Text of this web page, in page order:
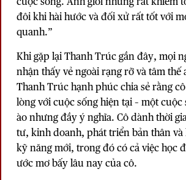
đôi khi hài hước và đối xử rất tốt với
quanh.”
Khi gặp lại Thanh Trúc gần đây, mọi
nhận thấy vẻ ngoài rạng rỡ và tâm thế
Thanh Trúc hạnh phúc chia sẻ rằng
lòng với cuộc sống hiện tại – một
ào nhưng đầy ý nghĩa. Cô dành thời
tư, kinh doanh, phát triển bản thân
kỹ năng mới, trong đó có cả việc học
ước mơ bấy lâu nay của cô.